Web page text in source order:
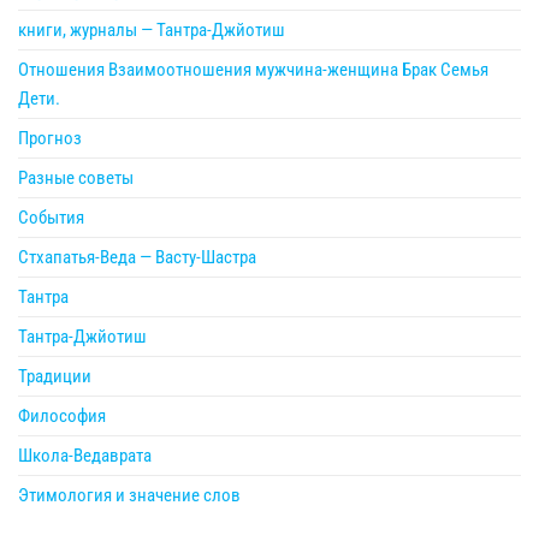
книги, журналы — Тантра-Джйотиш
Отношения Взаимоотношения мужчина-женщина Брак Семья
Дети.
Прогноз
Разные советы
События
Стхапатья-Веда — Васту-Шастра
Тантра
Тантра-Джйотиш
Традиции
Философия
Школа-Ведаврата
Этимология и значение слов